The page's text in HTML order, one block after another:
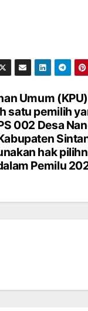
Umum
satu pemilih
002 Desa
hak
Pemilu